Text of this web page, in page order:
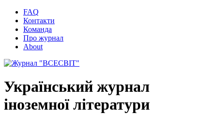
FAQ
Контакти
Команда
Про журнал
About
Український журнал
іноземної літератури